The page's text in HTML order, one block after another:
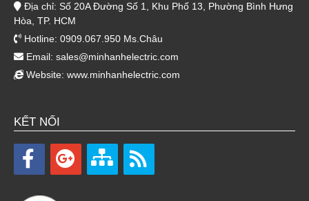
Địa chỉ: Số 20A Đường Số 1, Khu Phố 13, Phường Bình Hưng
Hòa, TP. HCM
Hotline: 0909.067.950 Ms.Châu
Email: sales@minhanhelectric.com
Website: www.minhanhelectric.com
KẾT NỐI